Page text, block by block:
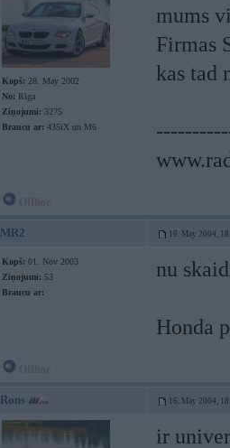
Kopš: 28. May 2002
No: Rīga
Ziņojumi: 3275
Braucu ar: 435iX un M6
mums
Firmas
kas tad
MR2 16. May 2004,
Kopš: 01. Nov 2003
Ziņojumi: 53
Braucu ar:
nu
Honda
Rons 16. May 2004,
ir